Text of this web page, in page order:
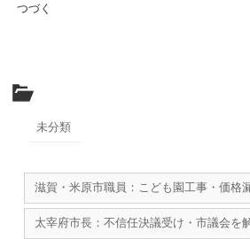
つづく
未分類
滋賀・米原市職員：こども園工事・価格
太宰府市長：不信任決議受け・市議会を